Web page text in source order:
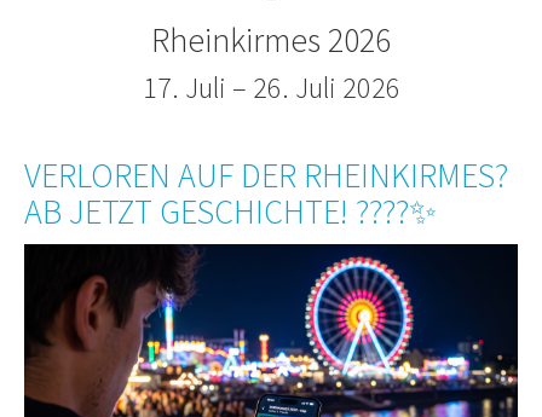
Rheinkirmes 2026
17. Juli – 26. Juli 2026
VERLOREN AUF DER RHEINKIRMES?
AB JETZT GESCHICHTE! ????✨